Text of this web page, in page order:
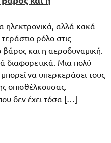
ηλεκτρονικά, αλλά κακά
ρόλο στις
βάρος και η αεροδυναμική.
διαφορετικά. Μια πολύ
να υπερκεράσει τους
οπισθέλκουσας.
δεν έχει τόσα […]